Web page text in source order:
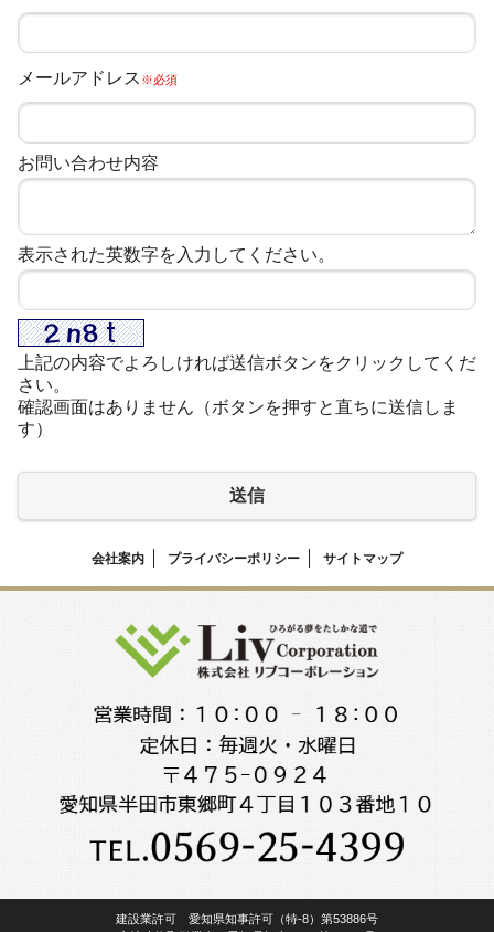
メールアドレス ※必須
お問い合わせ内容
表示された英数字を入力してください。
上記の内容でよろしければ送信ボタンをクリックしてくだ
さい。
確認画面はありません（ボタンを押すと直ちに送信しま
す）
送信
会社案内 プライバシーポリシー サイトマップ
建設業許可 愛知県知事許可（特-8）第53886号